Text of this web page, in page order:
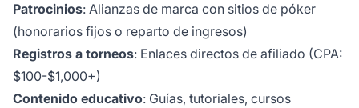
Patrocinios: Alianzas de marca con sitios de póker
(honorarios fijos o reparto de ingresos)
Registros a torneos: Enlaces directos de afiliado (CPA:
$100-$1,000+)
Contenido educativo: Guías, tutoriales, cursos